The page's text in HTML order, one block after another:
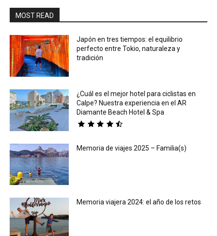
MOST READ
Japón en tres tiempos: el equilibrio
perfecto entre Tokio, naturaleza y
tradición
¿Cuál es el mejor hotel para ciclistas en
Calpe? Nuestra experiencia en el AR
Diamante Beach Hotel & Spa
Memoria de viajes 2025 – Familia(s)
Memoria viajera 2024: el año de los retos